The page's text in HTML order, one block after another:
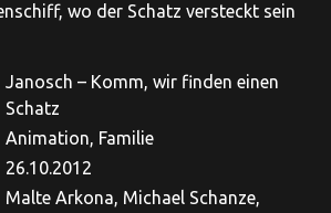
wo der Schatz versteckt sein
Janosch – Komm, wir finden einen
Schatz
Animation, Familie
26.10.2012
Malte Arkona, Michael Schanze,